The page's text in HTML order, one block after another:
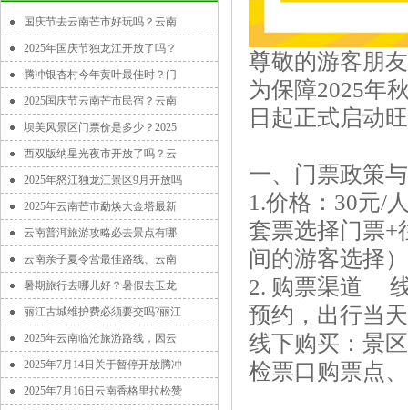
国庆节去云南芒市好玩吗？云南
2025年国庆节独龙江开放了吗？
腾冲银杏村今年黄叶最佳时？门
2025国庆节云南芒市民宿？云南
坝美风景区门票价是多少？2025
西双版纳星光夜市开放了吗？云
2025年怒江独龙江景区9月开放吗
2025年云南芒市勐焕大金塔最新
云南普洱旅游攻略必去景点有哪
云南亲子夏令营最佳路线、云南
暑期旅行去哪儿好？暑假去玉龙
丽江古城维护费必须要交吗?丽江
2025年云南临沧旅游路线，因云
2025年7月14日关于暂停开放腾冲
2025年7月16日云南香格里拉松赞
尊敬的游客朋
为保障2025年
日起正式启动
一、门票政策
1.价格：30元/
套票选择门票+
间的游客选择
2. 购票渠道 线
预约，出行当
线下购买：景
检票口购票点